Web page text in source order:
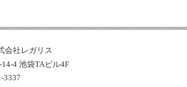
会社レガリス
4 池袋TAビル4F
3337